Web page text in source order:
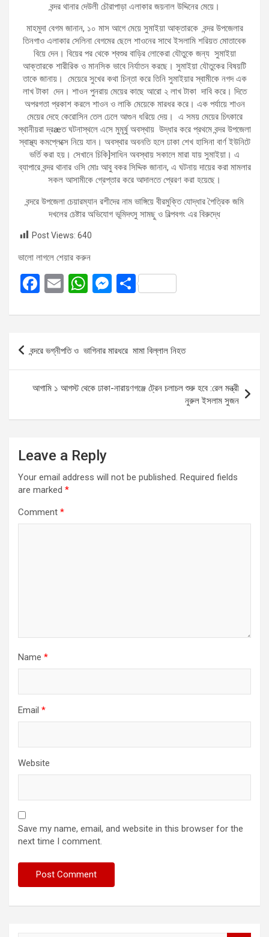
বন্দর থানার দেউলী চৌরাপাড়া এলাকার জয়নাল উদ্দিনের মেয়ে।
মাহমুদা বেগম জানান, ১০ মাস আগে মেয়ে সুমাইয়া আক্তারকে বন্দর উপজেলার
তিনগাও এলাকার সেলিনা বেগমের ছেলে শাওনের সাথে ইসলামি শরিয়ত মোতাবেক
বিয়ে দেন। বিয়ের পর থেকে শ্বশুর বাড়ির লোকেরা যৌতুকে জন্য সুমাইয়া
আক্তারকে শারীরিক ও মানসিক ভাবে নির্যাতন করছে। সুমাইয়া যৌতুকের বিষয়টি
তাকে জানায়। মেয়েরে সুখের কথা চিন্তা করে তিনি সুমাইয়ার স্বামীকে নগদ এক
লাখ টাকা দেন। শাওন পুনরায় মেয়ের কাছে আরো ২ লাখ টাকা দাবি করে। দিতে
অপরগতা প্রকাশ করলে শাওন ও লাকি মেয়েকে মারধর করে। এক পর্যায়ে শাওন
মেয়ের দেহে কেরোসিন তেল ঢেলে আগুন ধরিয়ে দেয়। এ সময় মেয়ের চিৎকারে
স্থানীয়রা দ্রæত ঘটনাস্থলে এসে মুমূর্ষু অবস্থায় উদ্ধার করে প্রথমে বন্দর উপজেলা
স্বাস্থ্য কমপ্লেক্সে নিয়ে যান। অবস্থার অবনতি হলে ঢাকা শেখ হাসিনা বার্ণ ইউনিটে
ভর্তি করা হয়। সেখানে চিকি]সাধিন অবস্থায় সকালে মারা যায় সুমাইয়া। এ
ব্যাপারে বন্দর থানার ওসি মোঃ আবু বকর সিদ্দিক জানান, এ ঘটনায় দায়ের করা মামলার
সকল আসামীকে গ্রেপ্তার করে আদালতে প্রেরণ করা হয়েছে।
বন্দরে উপজেলা চেয়ারম্যান রশীদের নাম ভাঙ্গিয়ে বীরমুক্তি যোদ্ধার পৈত্রিক জমি
দখলের চেষ্টার অভিযোগ ভূমিদৎসু সামছু ও বিল্পবগং এর বিরুদ্ধে
Post Views: 640
ভালো লাগলে শেয়ার করুন
F
ce
o
o
k
E
ail
W
at
s
A
p
p
M
se
g
er
S
ar
Post
navigation
বন্দরে ভগ্নীপতি ও ভাগিনার মারধরে মামা বিল্লাল নিহত
আগামি ১ আগস্ট থেকে ঢাকা-নারায়ণগঞ্জে ট্রেন চলাচল শুরু হবে :রেল মন্ত্রী
নুরুল ইসলাম সুজন
Leave a Reply
Your email address will not be published. Required fields
are marked *
Comment *
Name *
Email *
Website
Save my name, email, and website in this browser for the
next time I comment.